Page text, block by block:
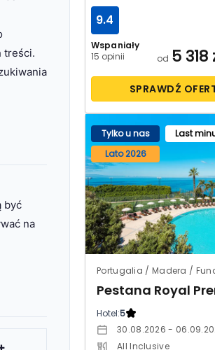
treści.
być
na
Wspaniały
15 opinii
9.4
od 5 318
SPRAWDŹ
Tylko u nas
Last
Lato 2026
Portugalia / Madera /
Hotel:5
30.08.2026 -
All Inclusive